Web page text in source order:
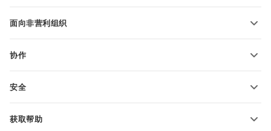
适用于教育人士
面向非营利组织
申请免费帐户
协作
翻译人员
安全
获取帮助